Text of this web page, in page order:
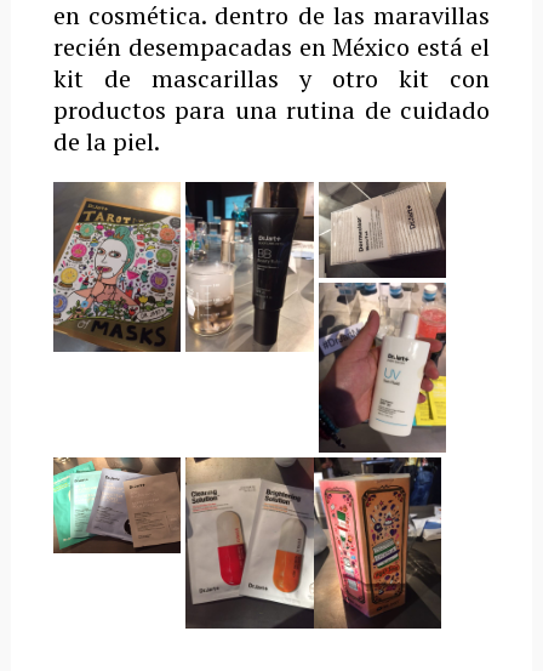
en cosmética. dentro de las maravillas
recién desempacadas en México está el
kit de mascarillas y otro kit con
productos para una rutina de cuidado
de la piel.